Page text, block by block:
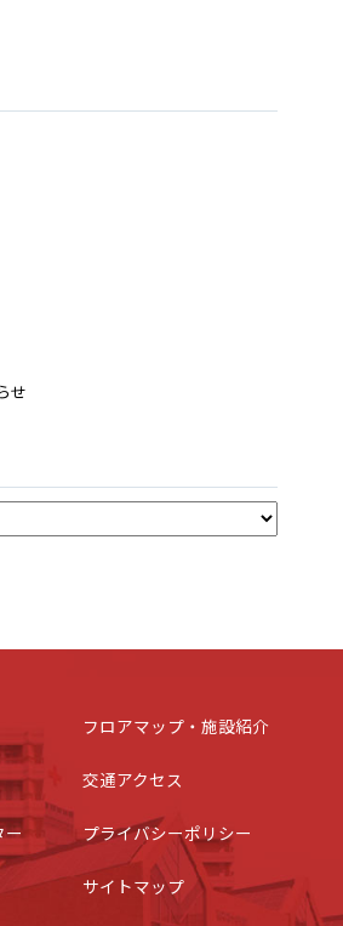
せ
ー
フロアマップ・施設紹介
交通アクセス
プライバシーポリシー
サイトマップ